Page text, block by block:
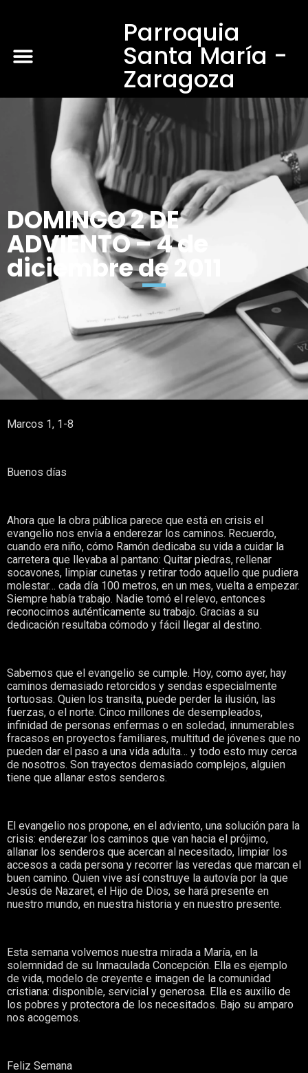
Parroquia
Santa María -
Zaragoza
DOMINGO 2 DE
ADVIENTO – 4 de
diciembre de 2011
Marcos 1, 1-8
Buenos días
Ahora que la obra pública parece que está en crisis el
evangelio nos envía a enderezar los caminos. Recuerdo,
cuando era niño, cómo Ramón dedicaba su vida a cuidar la
carretera que llevaba al pantano: Quitar piedras, rellenar
socavones, limpiar cunetas y retirar todo aquello que pudiera
molestar… cada día 100 metros, en un mes, vuelta a empezar.
Siempre había trabajo. Nadie tomó el relevo, entonces
reconocimos auténticamente su trabajo. Gracias a su
dedicación resultaba cómodo y fácil llegar al destino.
Sabemos que el evangelio se cumple. Hoy, como ayer, hay
caminos demasiado retorcidos y sendas especialmente
tortuosas. Quien los transita, puede perder la ilusión, las
fuerzas, o el norte. Cinco millones de desempleados,
infinidad de personas enfermas o en soledad, innumerables
fracasos en proyectos familiares, multitud de jóvenes que no
pueden dar el paso a una vida adulta… y todo esto muy cerca
de nosotros. Son trayectos demasiado complejos, alguien
tiene que allanar estos senderos.
El evangelio nos propone, en el adviento, una solución para la
crisis: enderezar los caminos que van hacia el prójimo,
allanar los senderos que acercan al necesitado, limpiar los
accesos a cada persona y recorrer las veredas que marcan el
buen camino. Quien vive así construye la autovía por la que
Jesús de Nazaret, el Hijo de Dios, se hará presente en
nuestro mundo, en nuestra historia y en nuestro presente.
Esta semana volvemos nuestra mirada a María, en la
solemnidad de su Inmaculada Concepción. Ella es ejemplo
de vida, modelo de creyente e imagen de la comunidad
cristiana: disponible, servicial y generosa. Ella es auxilio de
los pobres y protectora de los necesitados. Bajo su amparo
nos acogemos.
Feliz Semana